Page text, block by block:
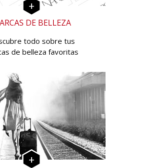
DE BELLEZA
todo sobre tus
de belleza favoritas